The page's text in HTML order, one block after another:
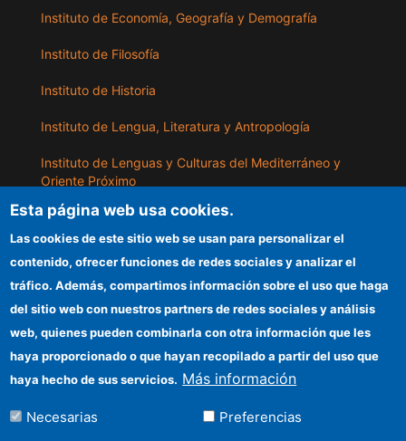
Instituto de Economía, Geografía y Demografía
Instituto de Filosofía
Instituto de Historia
Instituto de Lengua, Literatura y Antropología
Instituto de Lenguas y Culturas del Mediterráneo y
Oriente Próximo
Instituto de Políticas y Bienes Públicos
ILLA
Sede electrónica CSIC
Información para proveedores
Organismos financiadores
Cómo llegar
Esta página web usa cookies.
Las cookies de este sitio web se usan para personalizar el
contenido, ofrecer funciones de redes sociales y analizar el
tráfico. Además, compartimos información sobre el uso que haga
del sitio web con nuestros partners de redes sociales y análisis
web, quienes pueden combinarla con otra información que les
haya proporcionado o que hayan recopilado a partir del uso que
haya hecho de sus servicios. Más información
Necesarias Preferencias